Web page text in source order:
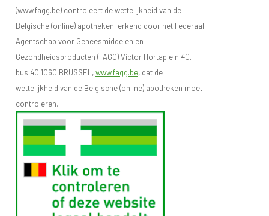
(www.fagg.be) controleert de wettelijkheid van de
Belgische (online) apotheken. erkend door het Federaal
Agentschap voor Geneesmiddelen en
Gezondheidsproducten (FAGG) Victor Hortaplein 40,
bus 40 1060 BRUSSEL,www.fagg.be, dat de
wettelijkheid van de Belgische (online) apotheken moet
controleren.